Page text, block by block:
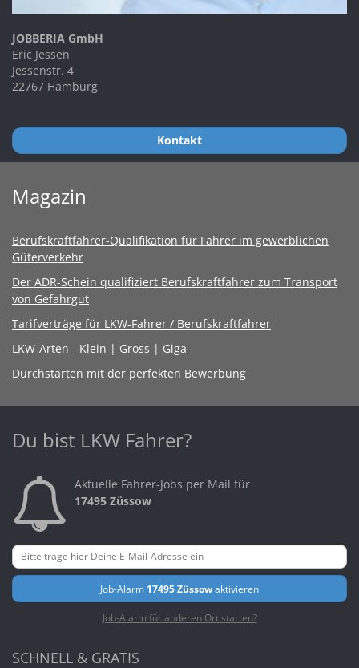
JOBBERIA GmbH
Eric Jessen
Jessenstr. 4
22767 Hamburg
Kontakt
Magazin
Berufskraftfahrer-Qualifikation für Fahrer im gewerblichen
Güterverkehr
Der ADR-Schein qualifiziert Berufskraftfahrer zum Transport
von Gefahrgut
Tarifverträge für LKW-Fahrer / Berufskraftfahrer
LKW-Arten - Klein | Gross | Giga
Durchstarten mit der perfekten Bewerbung
Du bist LKW Fahrer?
Aktuelle Fahrer-Jobs per Mail für
17495 Züssow
Job-Alarm 17495 Züssowaktivieren
Job-Alarm für anderen Ort starten?
SCHNELL & GRATIS